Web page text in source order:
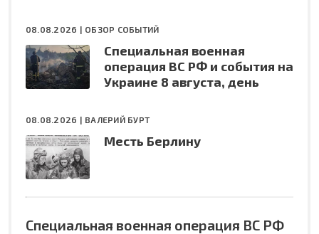
08.08.2026 | ОБЗОР СОБЫТИЙ
Специальная военная
операция ВС РФ и события на
Украине 8 августа, день
08.08.2026 | ВАЛЕРИЙ БУРТ
Месть Берлину
Специальная военная операция ВС РФ